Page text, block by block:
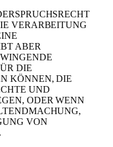
VERARBEITUNG
ABER
DIE
KÖNNEN, DIE
UND
ODER WENN
VON